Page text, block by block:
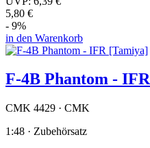
5,80 €
- 9%
in den Warenkorb
F-4B Phantom -
CMK 4429 · CMK
1:48 · Zubehörsatz